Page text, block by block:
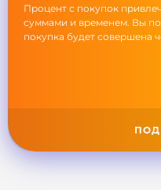
Процент с покупок
суммами и временем. Вы
покупка будет совершена